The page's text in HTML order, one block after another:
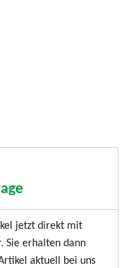
jetzt direkt mit
Sie erhalten dann
aktuell bei uns